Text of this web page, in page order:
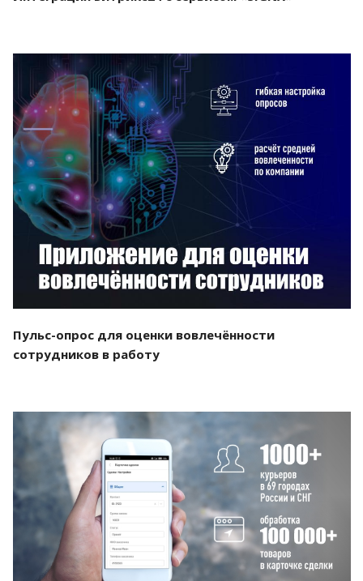
Смотреть проект
Пульс-опрос для оценки вовлечённости
сотрудников в работу
Смотреть проект